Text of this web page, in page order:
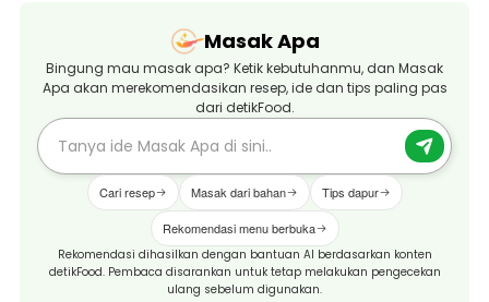
Masak Apa
Bingung mau masak apa? Ketik kebutuhanmu, dan Masak
Apa akan merekomendasikan resep, ide dan tips paling pas
dari detikFood.
Cari resep Masak dari bahan Tips dapur
Rekomendasi menu berbuka
Rekomendasi dihasilkan dengan bantuan AI berdasarkan konten
detikFood. Pembaca disarankan untuk tetap melakukan pengecekan
ulang sebelum digunakan.